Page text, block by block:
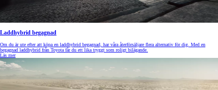
Laddhybrid begagnad
Om du är ute efter att köpa en laddhybrid begagnad, har våra återförsäljare flera alternativ för dig. Med en
begagnad laddhybrid från Toyota får du ett lika tryggt som roligt bilägande.
Läs mer